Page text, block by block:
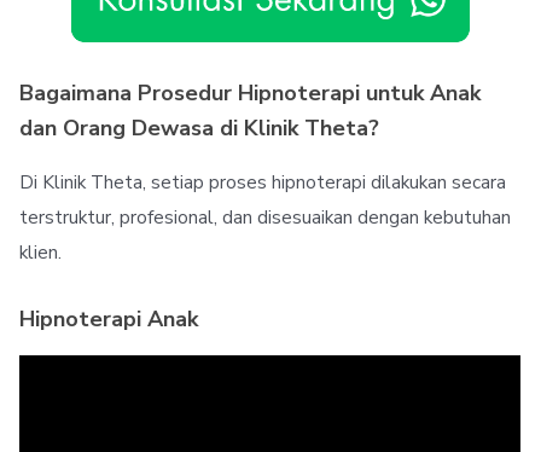
Bagaimana Prosedur Hipnoterapi untuk Anak
dan Orang Dewasa di Klinik Theta?
Di Klinik Theta, setiap proses hipnoterapi dilakukan secara
terstruktur, profesional, dan disesuaikan dengan kebutuhan
klien.
Hipnoterapi Anak